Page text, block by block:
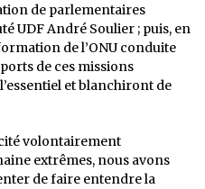
de parlementaires
UDF André Soulier ; puis, en
de l’ONU conduite
de ces missions
et blanchiront de
volontairement
extrêmes, nous avons
de faire entendre la